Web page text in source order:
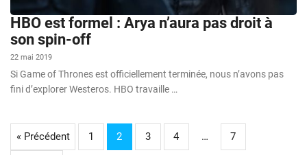
HBO est formel : Arya n’aura pas droit à
son spin-off
22 mai 2019
Si Game of Thrones est officiellement terminée, nous n’avons pas
fini d’explorer Westeros. HBO travaille …
« Précédent 1 2 3 4 … 7